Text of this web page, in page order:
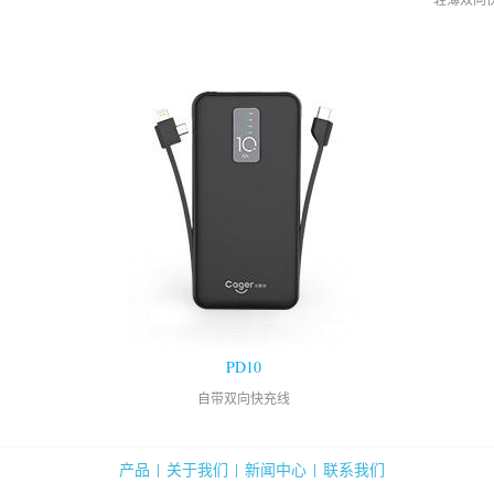
PD10
自带双向快充线
产品 | 关于我们 | 新闻中心 | 联系我们